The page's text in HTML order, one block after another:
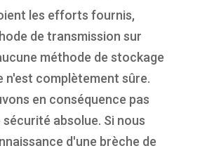
les efforts fournis,
de transmission sur
méthode de stockage
n'est complètement sûre.
en conséquence pas
absolue. Si nous
d'une brèche de